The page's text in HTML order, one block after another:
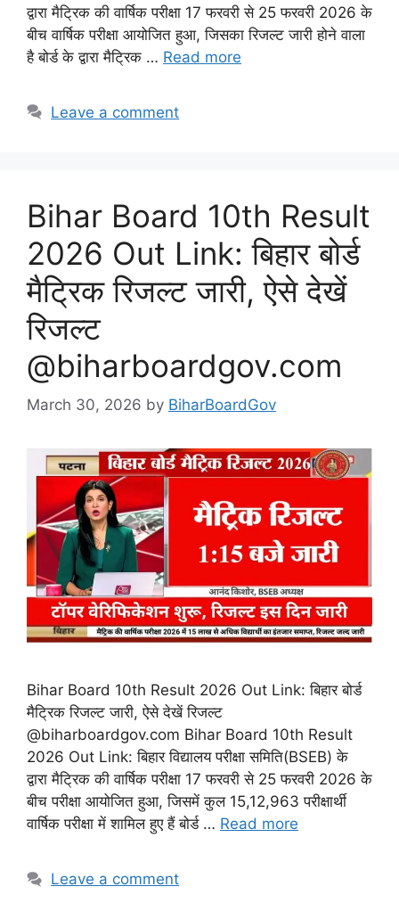
द्वारा मैट्रिक की वार्षिक परीक्षा 17 फरवरी से 25 फरवरी 2026 के
बीच वार्षिक परीक्षा आयोजित हुआ, जिसका रिजल्ट जारी होने वाला
है बोर्ड के द्वारा मैट्रिक … Read more
Leave a comment
Bihar Board 10th Result
2026 Out Link: बिहार बोर्ड
मैट्रिक रिजल्ट जारी, ऐसे देखें
रिजल्ट
@biharboardgov.com
March 30, 2026 by BiharBoardGov
Bihar Board 10th Result 2026 Out Link: बिहार बोर्ड
मैट्रिक रिजल्ट जारी, ऐसे देखें रिजल्ट
@biharboardgov.com Bihar Board 10th Result
2026 Out Link: बिहार विद्यालय परीक्षा समिति(BSEB) के
द्वारा मैट्रिक की वार्षिक परीक्षा 17 फरवरी से 25 फरवरी 2026 के
बीच परीक्षा आयोजित हुआ, जिसमें कुल 15,12,963 परीक्षार्थी
वार्षिक परीक्षा में शामिल हुए हैं बोर्ड … Read more
Leave a comment